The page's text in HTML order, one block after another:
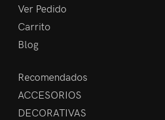
Ver Pedido
Carrito
Blog
Recomendados
ACCESORIOS
DECORATIVAS